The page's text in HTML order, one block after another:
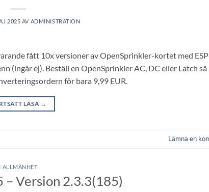
2025 AV ADMINISTRATION
fått 10x versioner av OpenSprinkler-kortet med
(ingår ej). Beställ en OpenSprinkler AC, DC eller Latch så
för bara 9,99 EUR.
LÄSA →
Lämna en
I ALLMÄNHET
– Version 2.3.3(185)